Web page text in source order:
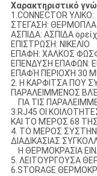
Χαρακτηριστικό
1.CONNECTOR ΥΛΙΚΟ:
ΣΤΕΓΑΣΗ:
ΑΣΠΙΔΑ: ΑΣΠΙΔΑ
ΕΠΙΣΤΡΩΣΗ: ΝΙΚΕΛΙΟ
ΕΠΑΦΗ: ΧΑΛΚΟΣ
ΕΠΕΝΔΥΣΗ ΕΠΑΦΩΝ:
ΕΠΑΦΉ ΠΕΡΙΟΧΉ 30
2. Η ΚΑΡΦΙΤΣΑ ΠΟΥ
ΠΑΡΑΛΕΙΜΜΕΝΟΣ
ΓΙΑ ΤΙΣ
3.RJ45 ΟΙ
ΚΑΙ ΤΟ ΜΈΡΟΣ 68
4. ΤΟ ΜΕΡΟΣ
ΔΙΑΔΙΚΑΣΙΑΣ
Η ΘΕΡΜΟΚΡΑΣΙΑ
5. ΛΕΙΤΟΥΡΓΟΥΣΑ
6.STORAGE